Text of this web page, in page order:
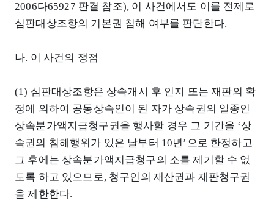
2006다65927 판결 참조), 이 사건에서도 이를 전제로
심판대상조항의 기본권 침해 여부를 판단한다.
나. 이 사건의 쟁점
(1) 심판대상조항은 상속개시 후 인지 또는 재판의 확
정에 의하여 공동상속인이 된 자가 상속권의 일종인
상속분가액지급청구권을 행사할 경우 그 기간을 ‘상
속권의 침해행위가 있은 날부터 10년’으로 한정하고
그 후에는 상속분가액지급청구의 소를 제기할 수 없
도록 하고 있으므로, 청구인의 재산권과 재판청구권
을 제한한다.